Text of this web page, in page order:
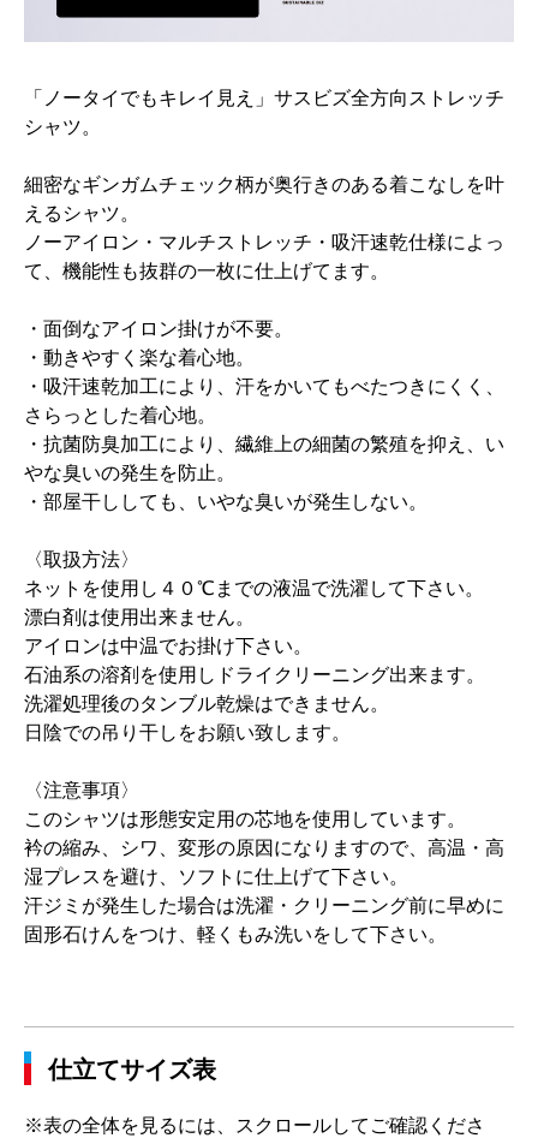
「ノータイでもキレイ見え」サスビズ全方向ストレッチ
シャツ。
細密なギンガムチェック柄が奥行きのある着こなしを叶
えるシャツ。
ノーアイロン・マルチストレッチ・吸汗速乾仕様によっ
て、機能性も抜群の一枚に仕上げてます。
・面倒なアイロン掛けが不要。
・動きやすく楽な着心地。
・吸汗速乾加工により、汗をかいてもべたつきにくく、
さらっとした着心地。
・抗菌防臭加工により、繊維上の細菌の繁殖を抑え、い
やな臭いの発生を防止。
・部屋干ししても、いやな臭いが発生しない。
〈取扱方法〉
ネットを使用し４０℃までの液温で洗濯して下さい。
漂白剤は使用出来ません。
アイロンは中温でお掛け下さい。
石油系の溶剤を使用しドライクリーニング出来ます。
洗濯処理後のタンブル乾燥はできません。
日陰での吊り干しをお願い致します。
〈注意事項〉
このシャツは形態安定用の芯地を使用しています。
衿の縮み、シワ、変形の原因になりますので、高温・高
湿プレスを避け、ソフトに仕上げて下さい。
汗ジミが発生した場合は洗濯・クリーニング前に早めに
固形石けんをつけ、軽くもみ洗いをして下さい。
仕立てサイズ表
※表の全体を見るには、スクロールしてご確認くださ